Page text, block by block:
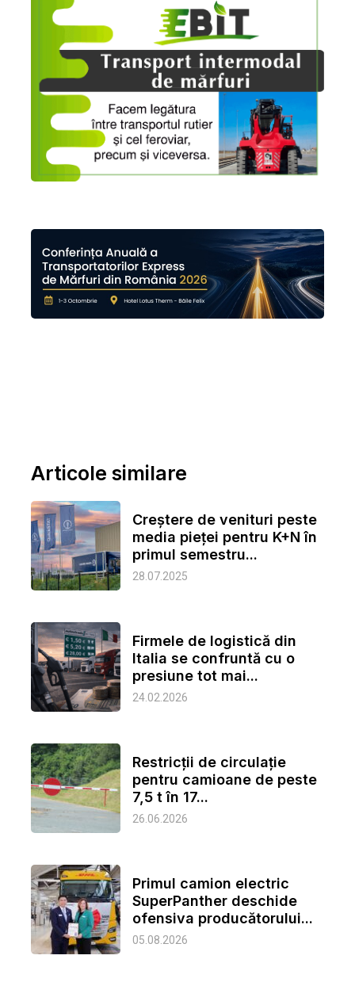
Articole similare
Creștere de venituri peste
media pieței pentru K+N în
primul semestru...
28.07.2025
Firmele de logistică din
Italia se confruntă cu o
presiune tot mai...
24.02.2026
Restricții de circulație
pentru camioane de peste
7,5 t în 17...
26.06.2026
Primul camion electric
SuperPanther deschide
ofensiva producătorului...
05.08.2026